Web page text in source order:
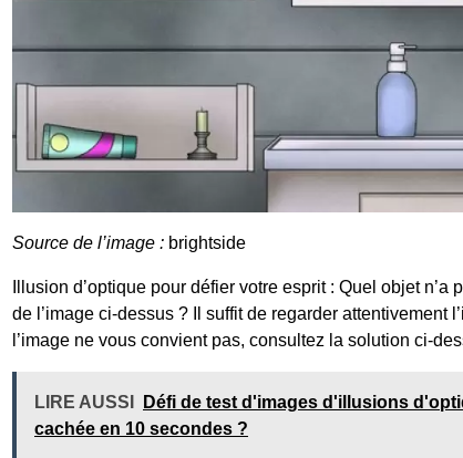
Source de l’image : brightside
Illusion d’optique pour défier votre esprit : Quel objet
de l’image ci-dessus ? Il suffit de regarder attentivement
l’image ne vous convient pas, consultez la solution ci-
LIRE AUSSI
Défi de test d'images d'illusions
cachée en 10 secondes ?